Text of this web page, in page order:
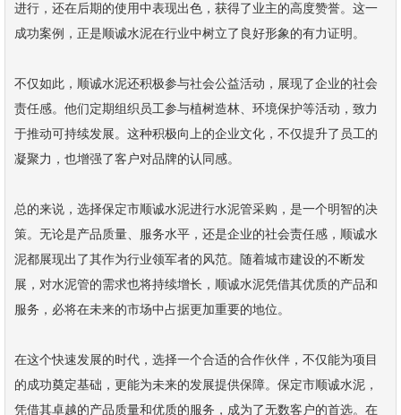
进行，还在后期的使用中表现出色，获得了业主的高度赞誉。这一
成功案例，正是顺诚水泥在行业中树立了良好形象的有力证明。
不仅如此，顺诚水泥还积极参与社会公益活动，展现了企业的社会
责任感。他们定期组织员工参与植树造林、环境保护等活动，致力
于推动可持续发展。这种积极向上的企业文化，不仅提升了员工的
凝聚力，也增强了客户对品牌的认同感。
总的来说，选择保定市顺诚水泥进行水泥管采购，是一个明智的决
策。无论是产品质量、服务水平，还是企业的社会责任感，顺诚水
泥都展现出了其作为行业领军者的风范。随着城市建设的不断发
展，对水泥管的需求也将持续增长，顺诚水泥凭借其优质的产品和
服务，必将在未来的市场中占据更加重要的地位。
在这个快速发展的时代，选择一个合适的合作伙伴，不仅能为项目
的成功奠定基础，更能为未来的发展提供保障。保定市顺诚水泥，
凭借其卓越的产品质量和优质的服务，成为了无数客户的首选。在